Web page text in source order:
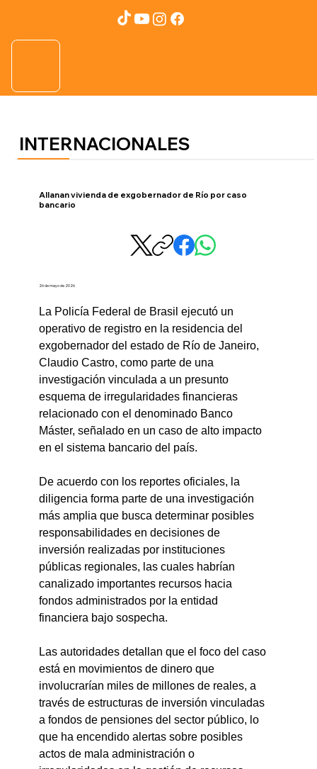
INTERNACIONALES
Allanan vivienda de exgobernador de Río por caso
bancario
26 de mayo de 2026
La Policía Federal de Brasil ejecutó un
operativo de registro en la residencia del
exgobernador del estado de Río de Janeiro,
Claudio Castro, como parte de una
investigación vinculada a un presunto
esquema de irregularidades financieras
relacionado con el denominado Banco
Máster, señalado en un caso de alto impacto
en el sistema bancario del país.
De acuerdo con los reportes oficiales, la
diligencia forma parte de una investigación
más amplia que busca determinar posibles
responsabilidades en decisiones de
inversión realizadas por instituciones
públicas regionales, las cuales habrían
canalizado importantes recursos hacia
fondos administrados por la entidad
financiera bajo sospecha.
Las autoridades detallan que el foco del caso
está en movimientos de dinero que
involucrarían miles de millones de reales, a
través de estructuras de inversión vinculadas
a fondos de pensiones del sector público, lo
que ha encendido alertas sobre posibles
actos de mala administración o